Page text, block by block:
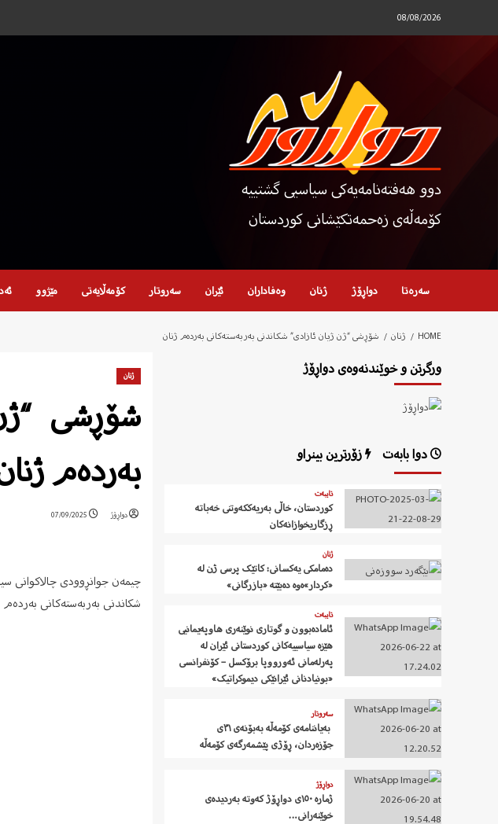
08/08/2026
دوو هەفتەنامەیەکی سیاسیی گشتییە
کۆمەڵەی زەحمەتکێشانی کوردستان
سەرەتا دواڕۆژ ژنان وەفاداران ئێران سەروتار کۆمەڵایەتی مێژوو
HOME ژنان شۆڕشی “ژن ژیان ئازادی” شکاندنی بەربەستەکانی بەردەم ژنان
ژنان
شۆڕشی
بەردەم
دواڕۆژ 07/09/2025
چیمەن جوانڕوودی چالاکوانی
شکاندنی بەربەستەکانی
ورگرتن و خوێندنەوەی دواڕۆژ
دوا بابەت زۆرترین بینراو
تایبەت
کوردستان، خاڵی بەریەککەوتنی خەباتە
ڕزگاریخوازانەکان
ژنان
دەمامکی یەکسانی: کاتێک پرسی ژن لە
«کردار»ەوە دەبێتە «بازرگانی»
تایبەت
ئامادەبوون و گوتاری نوێنەری هاوپەیمانیی
هێزە سیاسییەکانی کوردستانی ئێران لە
پەرلەمانی ئەورووپا برۆکسل – کۆنفرانسی
«بونیادنانی ئێرانێکی دیموکراتیک»
سەروتار
‍ بەیاننامەی کۆمەڵە بەبۆنەی ٣١ی
جۆزەردان، ڕۆژی پێشمەرگەی کۆمەڵە
دواڕۆژ
ژمارە ١٥٠ی دواڕۆژ کەوتە بەردیدەی
خوێنەرانی…